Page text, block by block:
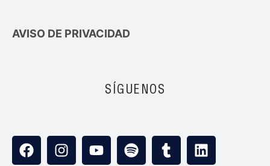
AVISO DE PRIVACIDAD
SÍGUENOS